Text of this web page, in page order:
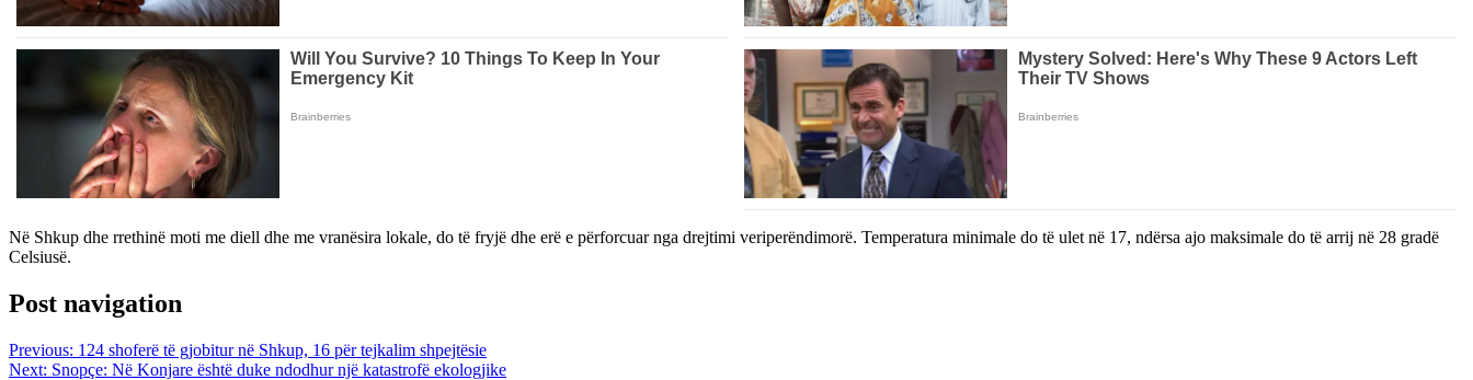
Në Shkup dhe rrethinë moti me diell dhe me vranësira lokale, do të fryjë dhe erë e përforcuar nga drejtimi veriperëndimorë. Temperatura minimale do të ulet në 17, ndërsa ajo maksimale do të arrij në 28 gradë
Celsiusë.
Post navigation
Previous: 124 shoferë të gjobitur në Shkup, 16 për tejkalim shpejtësie
Next: Snopçe: Në Konjare është duke ndodhur një katastrofë ekologjike